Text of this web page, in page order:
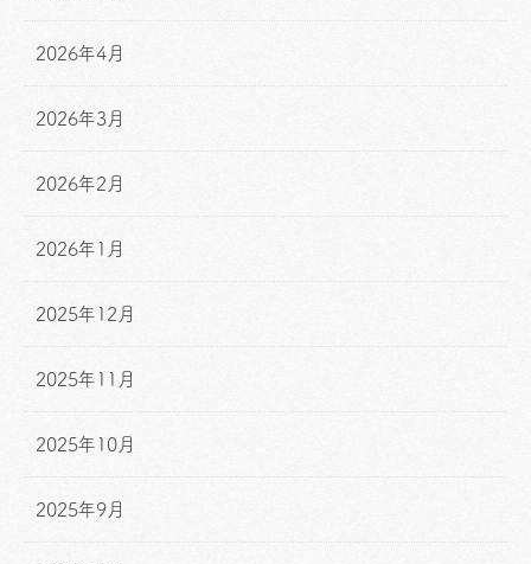
2026年4月
2026年3月
2026年2月
2026年1月
2025年12月
2025年11月
2025年10月
2025年9月